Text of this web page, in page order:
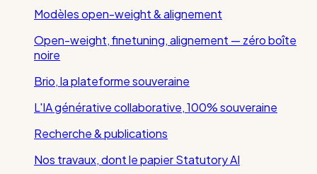
Modèles open-weight & alignement
Open-weight, finetuning, alignement — zéro boîte
noire
Brio, la plateforme souveraine
L'IA générative collaborative, 100% souveraine
Recherche & publications
Nos travaux, dont le papier Statutory AI